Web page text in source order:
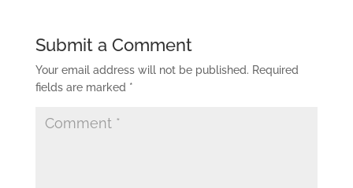
Submit a Comment
Your email address will not be published. Required
fields are marked *